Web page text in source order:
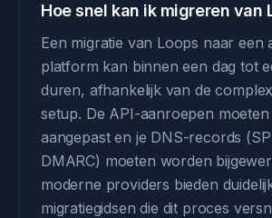
Hoe snel kan ik migreren van
Een migratie van Loops naar een
platform kan binnen een dag tot
duren, afhankelijk van de
setup. De API-aanroepen
aangepast en je DNS-records
DMARC) moeten worden
moderne providers bieden
migratiegidsen die dit proces